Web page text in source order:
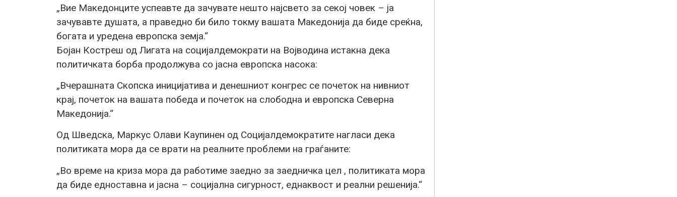
„Вие Македонците успеавте да зачувате нешто најсвето за секој човек – ја
зачувавте душата, а праведно би било токму вашата Македонија да биде среќна,
богата и уредена европска земја.“
Бојан Костреш од Лигата на социјалдемократи на Војводина истакна дека
политичката борба продолжува со јасна европска насока:
„Вчерашната Скопска иницијатива и денешниот конгрес се почеток на нивниот
крај, почеток на вашата победа и почеток на слободна и европска Северна
Македонија.“
Од Шведска, Маркус Олави Каупинен од Социјалдемократите нагласи дека
политиката мора да се врати на реалните проблеми на граѓаните:
„Во време на криза мора да работиме заедно за заедничка цел , политиката мора
да биде едноставна и јасна – социјална сигурност, еднаквост и реални решенија.“